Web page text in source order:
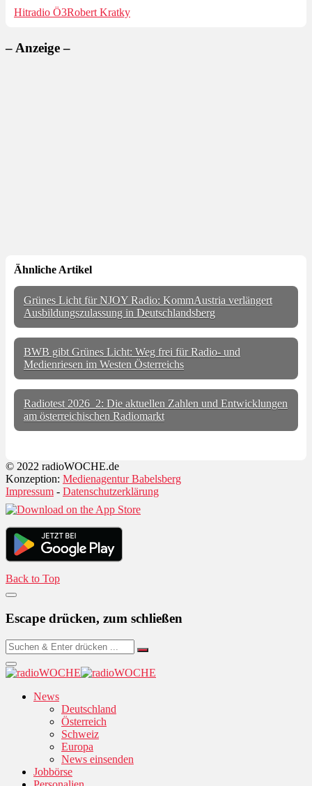
Hitradio Ö3Robert Kratky
– Anzeige –
Ähnliche Artikel
Grünes Licht für NJOY Radio: KommAustria verlängert
Ausbildungszulassung in Deutschlandsberg
BWB gibt Grünes Licht: Weg frei für Radio- und
Medienriesen im Westen Österreichs
Radiotest 2026_2: Die aktuellen Zahlen und Entwicklungen
am österreichischen Radiomarkt
© 2022 radioWOCHE.de
Konzeption: Medienagentur Babelsberg
Impressum - Datenschutzerklärung
Back to Top
Escape drücken, zum schließen
News
Deutschland
Österreich
Schweiz
Europa
News einsenden
Jobbörse